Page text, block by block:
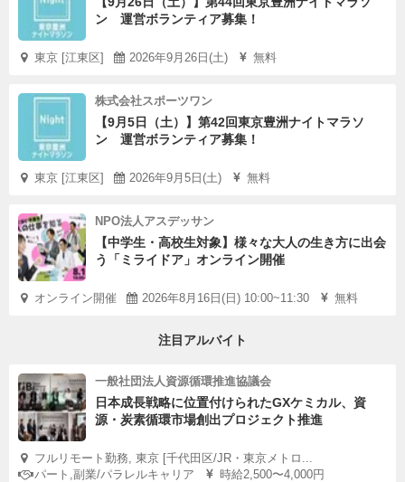
ン 運営ボランティア募集！
東京 [江東区] 2026年9月26日(土) 無料
株式会社スポーツワン
【9月5日（土）】第42回東京豊洲ナイトマラソ
ン 運営ボランティア募集！
東京 [江東区] 2026年9月5日(土) 無料
NPO法人アスデッサン
【中学生・高校生対象】様々な大人の生き方に出会
う「ミライドア」オンライン開催
オンライン開催 2026年8月16日(日) 10:00~11:30 無料
注目アルバイト
一般社団法人資源循環推進協議会
日本成長戦略に位置付けられたGXケミカル、資
源・炭素循環市場創出プロジェクト推進
フルリモート勤務, 東京 [千代田区/JR・東京メトロ...
パート,副業/パラレルキャリア
時給2,500〜4,000円